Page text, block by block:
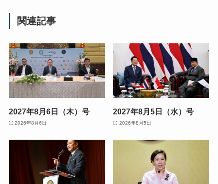
関連記事
2027年8月6日（木）号
2026年8月6日
2027年8月5日（水）号
2026年8月5日